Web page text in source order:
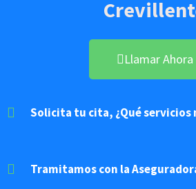
Llamar Ahora
Solicita tu cita, ¿Qué servicios
Tramitamos con la